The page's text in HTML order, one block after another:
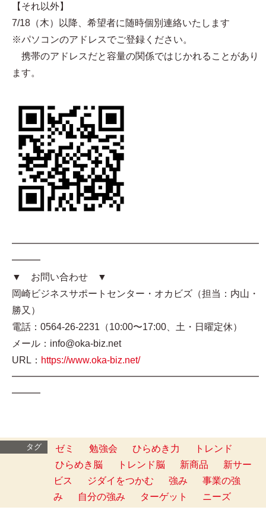
【それ以外】
7/18（木）以降、希望者に随時個別連絡いたします
※パソコンのアドレスでご登録ください。
携帯のアドレスだと容量の関係ではじかれることがあり
ます。
━━━━━━━━━━━━━━━━━━━━━━━━━━
━━━
▼ お問い合わせ ▼
岡崎ビジネスサポートセンター・オカビズ（担当：内山・
勝又）
電話：0564-26-2231（10:00〜17:00、土・日曜定休）
メール：info@oka-biz.net
URL： https://www.oka-biz.net/
━━━━━━━━━━━━━━━━━━━━━━━━━━
━━━
タグ ゼミ 勉強会 ひらめき力
トレンド
ひらめき脳
トレンド脳 新商品
新サー
ビス
ジダイをつかむ 強み
事業の強
み
自分の強み ターゲット ニーズ